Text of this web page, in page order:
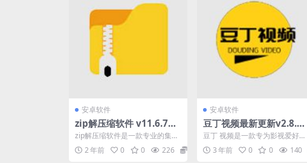
安卓软件
zip解压缩软件 v11.6.74
一款专业的集解压缩/压缩
和文件管理于一身的工具
zip解压缩软件是一款专业的集解
压缩/压缩和文件管理于一身的工
具。可以一键解压z...
2 年前 0 0 226
安卓软件
豆丁视频最新更新v2.8.8
一款专为影视爱好者打造
的影视播放软件
豆丁 视频是一款专为影视爱好者
打造的影视播放软件。 用户可以
直接在软件的搜索栏中...
3 年前 0 0 140